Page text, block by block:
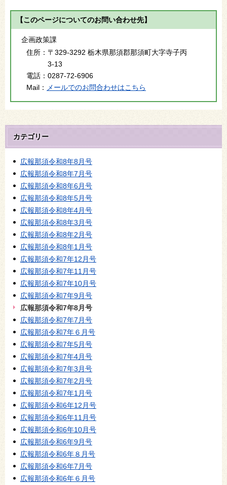
【このページについてのお問い合わせ先】
企画政策課
住所： 〒329-3292 栃木県那須郡那須町大字寺子丙
3-13
電話： 0287-72-6906
Mail： メールでのお問合わせはこちら
カテゴリー
広報那須令和8年8月号
広報那須令和8年7月号
広報那須令和8年6月号
広報那須令和8年5月号
広報那須令和8年4月号
広報那須令和8年3月号
広報那須令和8年2月号
広報那須令和8年1月号
広報那須令和7年12月号
広報那須令和7年11月号
広報那須令和7年10月号
広報那須令和7年9月号
広報那須令和7年8月号
広報那須令和7年7月号
広報那須令和7年６月号
広報那須令和7年5月号
広報那須令和7年4月号
広報那須令和7年3月号
広報那須令和7年2月号
広報那須令和7年1月号
広報那須令和6年12月号
広報那須令和6年11月号
広報那須令和6年10月号
広報那須令和6年9月号
広報那須令和6年８月号
広報那須令和6年7月号
広報那須令和6年６月号